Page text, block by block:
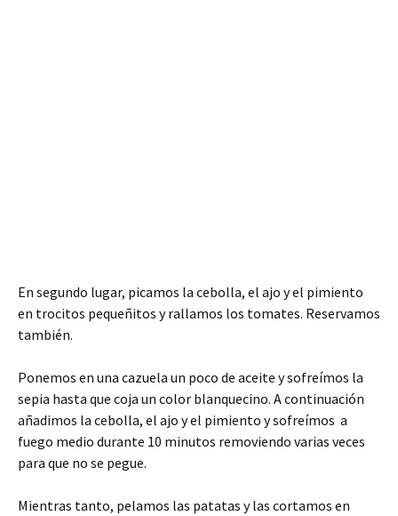
En segundo lugar, picamos la cebolla, el ajo y el pimiento
en trocitos pequeñitos y rallamos los tomates. Reservamos
también.
Ponemos en una cazuela un poco de aceite y sofreímos la
sepia hasta que coja un color blanquecino. A continuación
añadimos la cebolla, el ajo y el pimiento y sofreímos a
fuego medio durante 10 minutos removiendo varias veces
para que no se pegue.
Mientras tanto, pelamos las patatas y las cortamos en